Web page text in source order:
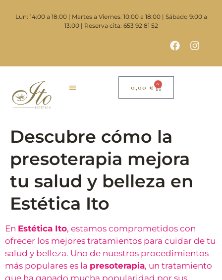
Lun: 14:00 a 18:00 | Martes a Viernes: 10:00 a 18:00 | Sábado 9:00 a
13:00 | Reserva cita: 653 92 81 52
0,00 € 0
Descubre cómo la
presoterapia mejora
tu salud y belleza en
Estética Ito
En Estética Ito, estamos comprometidos con
ofrecer los mejores tratamientos para cuidar de tu
salud y belleza. Uno de nuestros procedimientos
más populares es la presoterapia, un tratamiento